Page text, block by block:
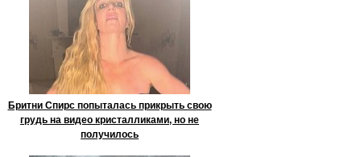
Бритни Спирс попыталась прикрыть свою
грудь на видео кристалликами, но не
получилось